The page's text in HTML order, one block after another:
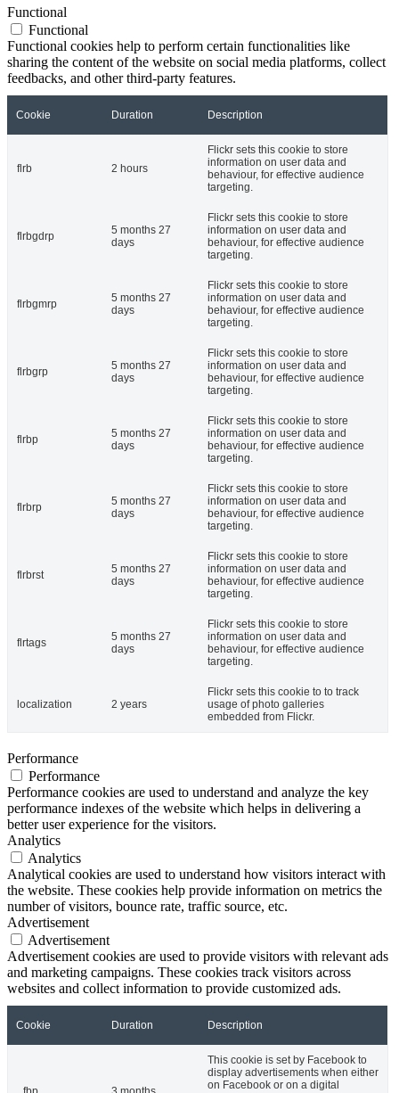
Functional
Functional
Functional cookies help to perform certain functionalities like
sharing the content of the website on social media platforms, collect
feedbacks, and other third-party features.
Cookie Duration Description
flrb 2 hours
Flickr sets this cookie to store
information on user data and
behaviour, for effective audience
targeting.
flrbgdrp
5 months 27
days
Flickr sets this cookie to store
information on user data and
behaviour, for effective audience
targeting.
flrbgmrp
5 months 27
days
Flickr sets this cookie to store
information on user data and
behaviour, for effective audience
targeting.
flrbgrp
5 months 27
days
Flickr sets this cookie to store
information on user data and
behaviour, for effective audience
targeting.
flrbp
5 months 27
days
Flickr sets this cookie to store
information on user data and
behaviour, for effective audience
targeting.
flrbrp
5 months 27
days
Flickr sets this cookie to store
information on user data and
behaviour, for effective audience
targeting.
flrbrst
5 months 27
days
Flickr sets this cookie to store
information on user data and
behaviour, for effective audience
targeting.
flrtags
5 months 27
days
Flickr sets this cookie to store
information on user data and
behaviour, for effective audience
targeting.
localization 2 years
Flickr sets this cookie to to track
usage of photo galleries
embedded from Flickr.
Performance
Performance
Performance cookies are used to understand and analyze the key
performance indexes of the website which helps in delivering a
better user experience for the visitors.
Analytics
Analytics
Analytical cookies are used to understand how visitors interact with
the website. These cookies help provide information on metrics the
number of visitors, bounce rate, traffic source, etc.
Advertisement
Advertisement
Advertisement cookies are used to provide visitors with relevant ads
and marketing campaigns. These cookies track visitors across
websites and collect information to provide customized ads.
Cookie Duration Description
This cookie is set by Facebook to
display advertisements when either
on Facebook or on a digital